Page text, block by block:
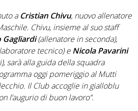
a Cristian Chivu, nuovo allenatore
Chivu, insieme al suo staff
(allenatore in seconda),
tecnico) eNicola Pavarini
sarà alla guida della squadra
oggi pomeriggio al Mutti
Il Club accoglie in gialloblu
l’augurio di buon lavoro”.